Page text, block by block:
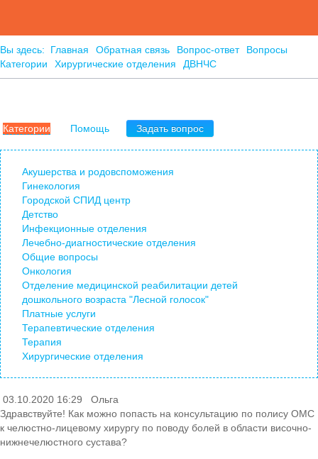
Вы здесь: Главная Обратная связь Вопрос-ответ
Вопросы
Категории
Хирургические отделения ДВНЧС
Категории Помощь Задать вопрос
Акушерства и родовспоможения
Гинекология
Городской СПИД центр
Детство
Инфекционные отделения
Лечебно-диагностические отделения
Общие вопросы
Онкология
Отделение медицинской реабилитации детей
дошкольного возраста "Лесной голосок"
Платные услуги
Терапевтические отделения
Терапия
Хирургические отделения
03.10.2020 16:29
Ольга
Здравствуйте! Как можно попасть на консультацию по полису ОМС
к челюстно-лицевому хирургу по поводу болей в области височно-
нижнечелюстного сустава?